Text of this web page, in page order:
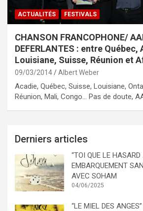
ACTUALITÉS FESTIVALS
CHANSON FRANCOPHONE/
DEFERLANTES : entre Québec,
Louisiane, Suisse, Réunion et
09/03/2014 Albert Weber
Acadie, Québec, Suisse, Louisiane,
Réunion, Mali, Congo… Pas de doute,
Derniers articles
“TOI QUE LE HASARD
EMBARQUEMENT
AVEC SOHAM
04/06/2025
“LE MIEL DES